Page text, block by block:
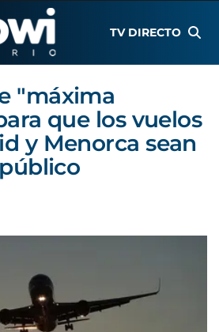
TV DIRECTO
"máxima
que los vuelos
y Menorca sean